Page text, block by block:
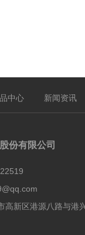
中心 新闻资讯
份有限公司
高新区港源八路与港